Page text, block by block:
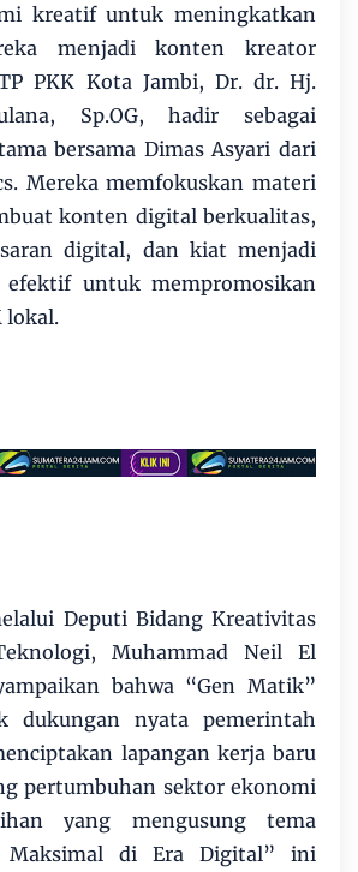
kreatif untuk meningkatkan
menjadi konten kreator
PKK Kota Jambi, Dr. dr. Hj.
Sp.OG, hadir sebagai
bersama Dimas Asyari dari
Mereka memfokuskan materi
konten digital berkualitas,
digital, dan kiat menjadi
untuk mempromosikan
lokal.
Deputi Bidang Kreativitas
Muhammad Neil El
bahwa “Gen Matik”
dukungan nyata pemerintah
lapangan kerja baru
pertumbuhan sektor ekonomi
yang mengusung tema
Maksimal di Era Digital” ini